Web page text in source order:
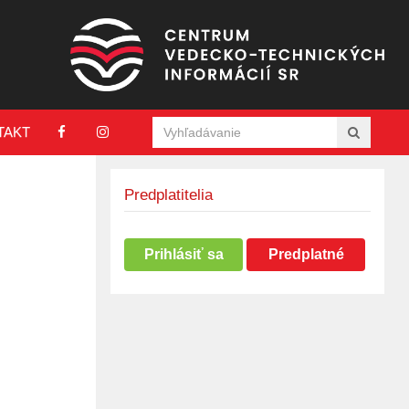
Predplatitelia
Prihlásiť sa Predplatné